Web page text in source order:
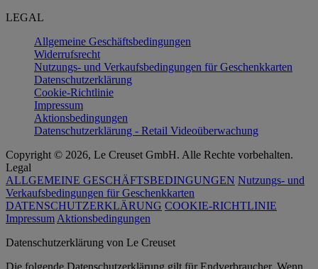
LEGAL
Allgemeine Geschäftsbedingungen
Widerrufsrecht
Nutzungs- und Verkaufsbedingungen für Geschenkkarten
Datenschutzerklärung
Cookie-Richtlinie
Impressum
Aktionsbedingungen
Datenschutzerklärung - Retail Videoüberwachung
Copyright © 2026, Le Creuset GmbH. Alle Rechte vorbehalten.
Legal
ALLGEMEINE GESCHÄFTSBEDINGUNGEN Nutzungs- und
Verkaufsbedingungen für Geschenkkarten
DATENSCHUTZERKLÄRUNG COOKIE-RICHTLINIE
Impressum Aktionsbedingungen
Datenschutz­erklärung von Le Creuset
Die folgende Datenschutzerklärung gilt für Endverbraucher. Wenn